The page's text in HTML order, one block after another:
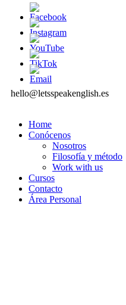
hello@letsspeakenglish.es
Home
Conócenos
Nosotros
Filosofía y método
Work with us
Cursos
Contacto
Área Personal